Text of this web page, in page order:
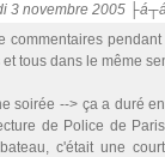
3 novembre 2005
commentaires
tous dans le même
soirée --> ça a duré
de Police de
c'était une